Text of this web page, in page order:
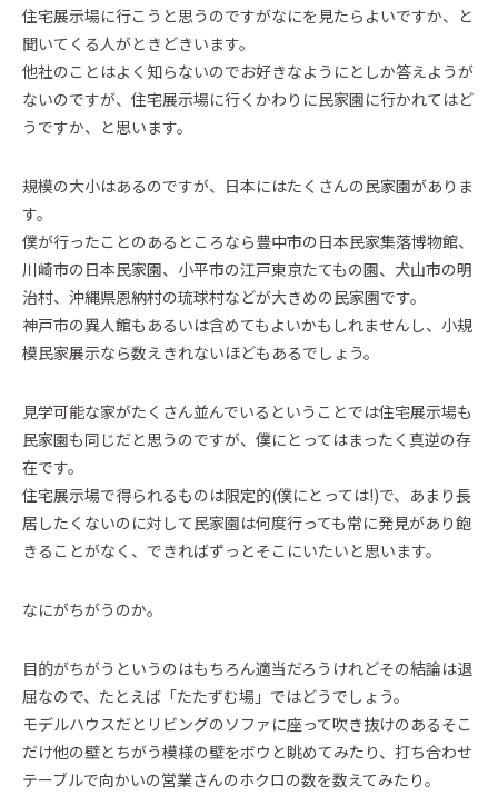
カタログを請求する
Catalog
イベントに参加
Event
Official Instagram
住宅展示場に行こうと思うのですがなにを見たらよいですか、と
聞いてくる人がときどきいます。
他社のことはよく知らないのでお好きなようにとしか答えようが
ないのですが、住宅展示場に行くかわりに民家園に行かれてはど
うですか、と思います。
規模の大小はあるのですが、日本にはたくさんの民家園がありま
す。
僕が行ったことのあるところなら豊中市の日本民家集落博物館、
川崎市の日本民家園、小平市の江戸東京たてもの園、犬山市の明
治村、沖縄県恩納村の琉球村などが大きめの民家園です。
神戸市の異人館もあるいは含めてもよいかもしれませんし、小規
模民家展示なら数えきれないほどもあるでしょう。
見学可能な家がたくさん並んでいるということでは住宅展示場も
民家園も同じだと思うのですが、僕にとってはまったく真逆の存
在です。
住宅展示場で得られるものは限定的(僕にとっては!)で、あまり長
居したくないのに対して民家園は何度行っても常に発見があり飽
きることがなく、できればずっとそこにいたいと思います。
なにがちがうのか。
目的がちがうというのはもちろん適当だろうけれどその結論は退
屈なので、たとえば「たたずむ場」ではどうでしょう。
モデルハウスだとリビングのソファに座って吹き抜けのあるそこ
だけ他の壁とちがう模様の壁をボウと眺めてみたり、打ち合わせ
テーブルで向かいの営業さんのホクロの数を数えてみたり。